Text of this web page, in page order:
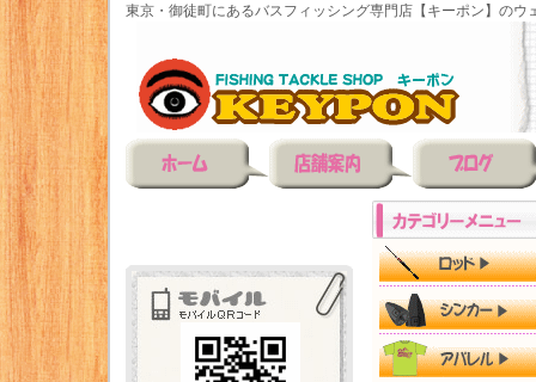
東京・御徒町にあるバスフィッシング専門店【キーポン】のウ